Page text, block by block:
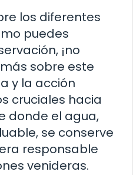
los diferentes
puedes
¡no
sobre este
y la acción
cruciales hacia
donde el agua,
se conserve
responsable
venideras.